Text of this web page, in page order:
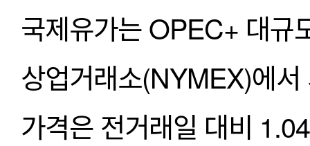
국제유가는 OPEC+ 대규
상업거래소(NYMEX)에
가격은 전거래일 대비